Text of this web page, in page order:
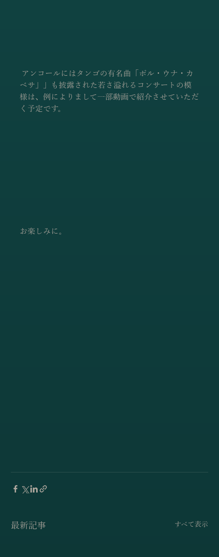
ベサ」」も披露された若さ溢れるコンサートの模
様は、例によりまして一部動画で紹介させていただ
く予定です。
お楽しみに。
最新記事 すべて表示